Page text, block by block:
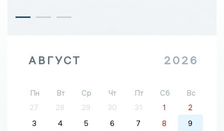
АВГУСТ 2026
Пн Вт Ср Чт Пт Сб
Вс
27
28 29 30 31 1
2
3
4 5 6 7 8
9